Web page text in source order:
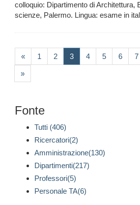
colloquio: Dipartimento di Architettura,
scienze, Palermo. Lingua: esame in
« 1 2 3(current)
4 5 6 7
»
Fonte
Tutti (406)
Ricercatori(2)
Amministrazione(130)
Dipartimenti(217)
Professori(5)
Personale TA(6)